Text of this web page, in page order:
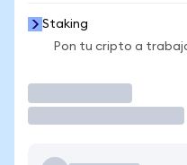
Staking
Pon tu cripto a